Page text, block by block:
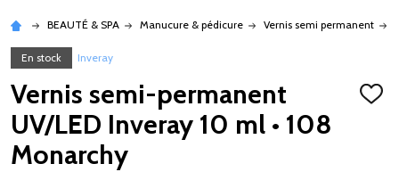
BEAUTÉ & SPA Manucure & pédicure Vernis semi permanent
En stock Inveray
Vernis semi-permanent
UV/LED Inveray 10 ml • 108
Monarchy